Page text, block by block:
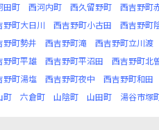
田町
西河内町 西久留野町 西吉野町
野町大日川
西吉野町小古田 西吉野町
野町勢井
西吉野町滝 西吉野町立川渡
野町平雄
西吉野町平沼田 西吉野町北
野町湯塩
西吉野町夜中 西吉野町和田
町
六倉町 山陰町 山田町 湯谷市塚